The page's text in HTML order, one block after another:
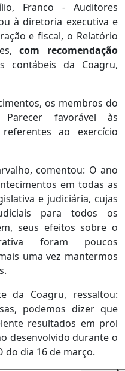
Franco - Auditores
à diretoria executiva e
e fiscal, o Relatório
com recomendação
contábeis da Coagru,
os membros do
Parecer favorável às
referentes ao exercício
comentou: O ano
em todas as
e judiciária, cujas
para todos os
seus efeitos sobre o
foram poucos
uma vez mantermos
da Coagru, ressaltou:
podemos dizer que
resultados em prol
desenvolvido durante o
dia 16 de março.